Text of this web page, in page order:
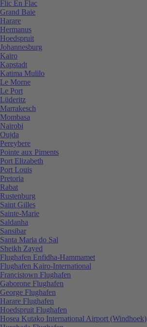
Flic En Flac
Grand Baie
Harare
Hermanus
Hoedspruit
Johannesburg
Kairo
Kapstadt
Katima Mulilo
Le Morne
Le Port
Lüderitz
Marrakesch
Mombasa
Nairobi
Oujda
Pereybere
Pointe aux Piments
Port Elizabeth
Port Louis
Pretoria
Rabat
Rustenburg
Saint Gilles
Sainte-Marie
Saldanha
Sansibar
Santa Maria do Sal
Sheikh Zayed
Flughafen Enfidha-Hammamet
Flughafen Kairo-International
Francistown Flughafen
Gaborone Flughafen
George Flughafen
Harare Flughafen
Hoedspruit Flughafen
Hosea Kutako International Airport (Windhoek)